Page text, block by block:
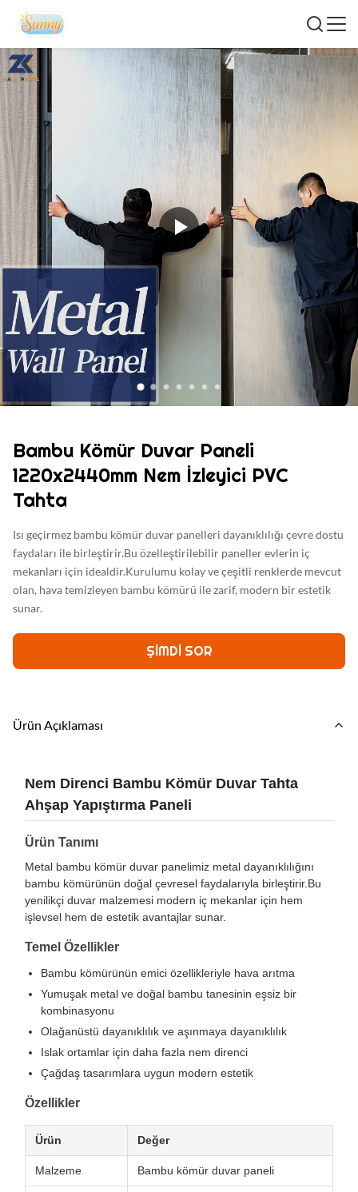
Bambu Kömür Duvar Paneli
1220x2440mm Nem İzleyici PVC
Tahta
Isı geçirmez bambu kömür duvar panelleri dayanıklılığı çevre dostu
faydaları ile birleştirir.Bu özelleştirilebilir paneller evlerin iç
mekanları için idealdir.Kurulumu kolay ve çeşitli renklerde mevcut
olan, hava temizleyen bambu kömürü ile zarif, modern bir estetik
sunar.
ŞIMDI SOR
Ürün Açıklaması
Nem Direnci Bambu Kömür Duvar Tahta
Ahşap Yapıştırma Paneli
Ürün Tanımı
Metal bambu kömür duvar panelimiz metal dayanıklılığını
bambu kömürünün doğal çevresel faydalarıyla birleştirir.Bu
yenilikçi duvar malzemesi modern iç mekanlar için hem
işlevsel hem de estetik avantajlar sunar.
Temel Özellikler
Bambu kömürünün emici özellikleriyle hava arıtma
Yumuşak metal ve doğal bambu tanesinin eşsiz bir
kombinasyonu
Olağanüstü dayanıklılık ve aşınmaya dayanıklılık
Islak ortamlar için daha fazla nem direnci
Çağdaş tasarımlara uygun modern estetik
Özellikler
Ürün Değer
Malzeme Bambu kömür duvar paneli